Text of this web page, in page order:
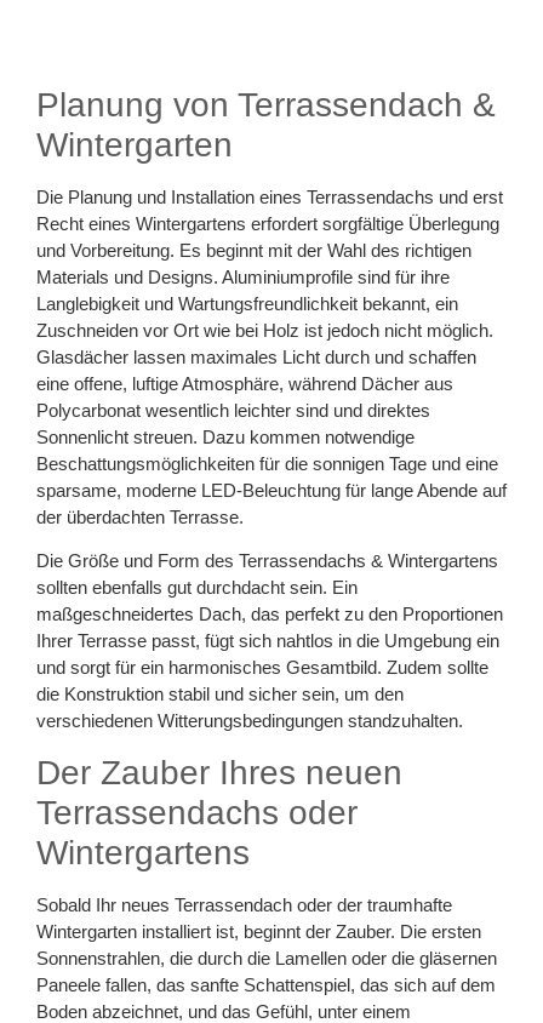
Planung von Terrassendach &
Wintergarten
Die Planung und Installation eines Terrassendachs und erst
Recht eines Wintergartens erfordert sorgfältige Überlegung
und Vorbereitung. Es beginnt mit der Wahl des richtigen
Materials und Designs. Aluminiumprofile sind für ihre
Langlebigkeit und Wartungsfreundlichkeit bekannt, ein
Zuschneiden vor Ort wie bei Holz ist jedoch nicht möglich.
Glasdächer lassen maximales Licht durch und schaffen
eine offene, luftige Atmosphäre, während Dächer aus
Polycarbonat wesentlich leichter sind und direktes
Sonnenlicht streuen. Dazu kommen notwendige
Beschattungsmöglichkeiten für die sonnigen Tage und eine
sparsame, moderne LED-Beleuchtung für lange Abende auf
der überdachten Terrasse.
Die Größe und Form des Terrassendachs & Wintergartens
sollten ebenfalls gut durchdacht sein. Ein
maßgeschneidertes Dach, das perfekt zu den Proportionen
Ihrer Terrasse passt, fügt sich nahtlos in die Umgebung ein
und sorgt für ein harmonisches Gesamtbild. Zudem sollte
die Konstruktion stabil und sicher sein, um den
verschiedenen Witterungsbedingungen standzuhalten.
Der Zauber Ihres neuen
Terrassendachs oder
Wintergartens
Sobald Ihr neues Terrassendach oder der traumhafte
Wintergarten installiert ist, beginnt der Zauber. Die ersten
Sonnenstrahlen, die durch die Lamellen oder die gläsernen
Paneele fallen, das sanfte Schattenspiel, das sich auf dem
Boden abzeichnet, und das Gefühl, unter einem